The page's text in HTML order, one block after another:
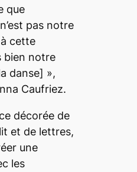
que
n’est pas notre
cette
bien notre
danse] »,
Caufriez.
décorée de
et de lettres,
une
les